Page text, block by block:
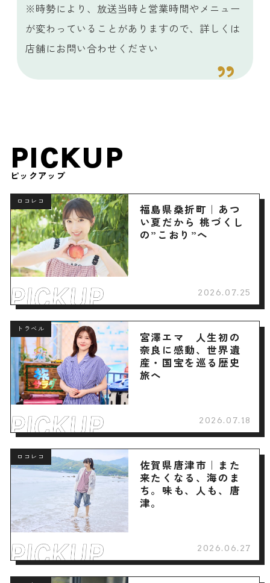
※時勢により、放送当時と営業時間やメニュー
が変わっていることがありますので、詳しくは
店舗にお問い合わせください
PICKUP
ピックアップ
ロコレコ
福島県桑折町｜あつ
い夏だから 桃づくし
の”こおり”へ
2026.07.25
トラベル
宮澤エマ 人生初の
奈良に感動、世界遺
産・国宝を巡る歴史
旅へ
2026.07.18
ロコレコ
佐賀県唐津市｜また
来たくなる、海のま
ち。味も、人も、唐
津。
2026.06.27